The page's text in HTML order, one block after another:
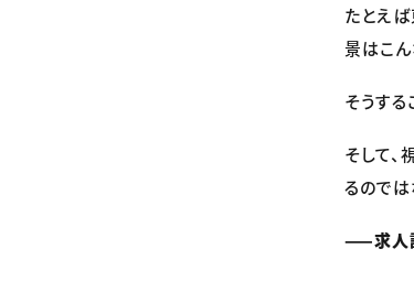
たとえ
景はこ
そうする
そして
るのでは
——求人